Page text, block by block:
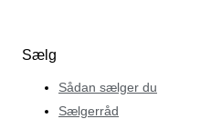
Sælg
Sådan sælger du
Sælgerråd